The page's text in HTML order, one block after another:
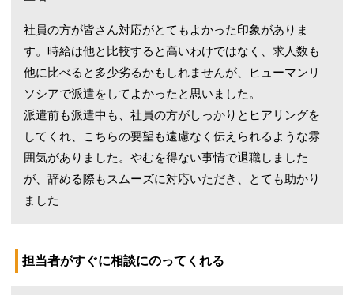
社員の方が皆さん対応がとてもよかった印象がありま
す。時給は他と比較すると高いわけではなく、求人数も
他に比べると多少劣るかもしれませんが、ヒューマンリ
ソシアで派遣をしてよかったと思いました。
派遣前も派遣中も、社員の方がしっかりとヒアリングを
してくれ、こちらの要望も遠慮なく伝えられるような雰
囲気がありました。やむを得ない事情で退職しました
が、辞める際もスムーズに対応いただき、とても助かり
ました
担当者がすぐに相談にのってくれる